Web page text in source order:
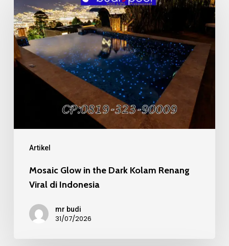
Artikel
Glow
in
the
Dark
Kolam
Renang
Mosaic Glow in the Dark Kolam Renang
Viral di Indonesia
mr budi
31/07/2026